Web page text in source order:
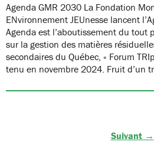
Agenda GMR 2030 La Fondation
ENvironnement JEUnesse lancent
Agenda est l’aboutissement du tout
sur la gestion des matières
secondaires du Québec, « Forum
tenu en novembre 2024. Fruit d’un
Suivant →